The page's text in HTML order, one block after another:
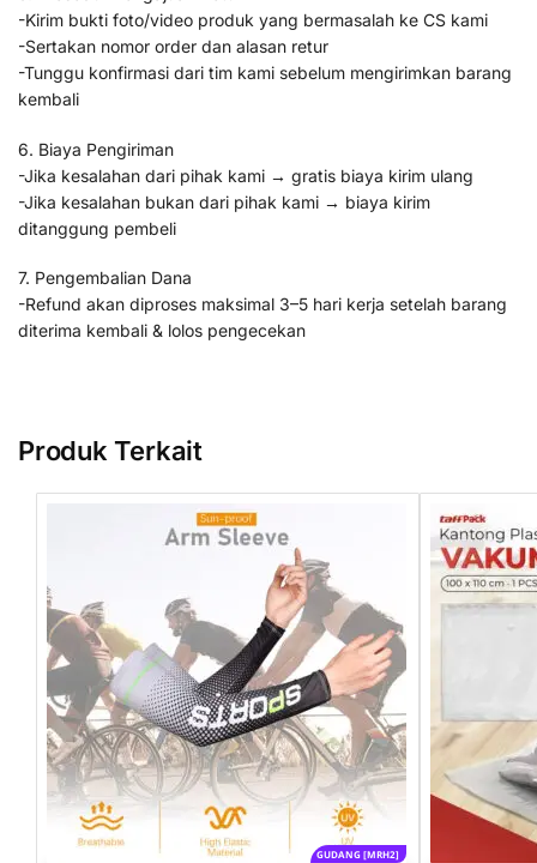
-Kirim bukti foto/video produk yang bermasalah ke CS kami
-Sertakan nomor order dan alasan retur
-Tunggu konfirmasi dari tim kami sebelum mengirimkan barang
kembali
6. Biaya Pengiriman
-Jika kesalahan dari pihak kami → gratis biaya kirim ulang
-Jika kesalahan bukan dari pihak kami → biaya kirim
ditanggung pembeli
7. Pengembalian Dana
-Refund akan diproses maksimal 3–5 hari kerja setelah barang
diterima kembali & lolos pengecekan
Produk Terkait
GUDANG [MRH2]